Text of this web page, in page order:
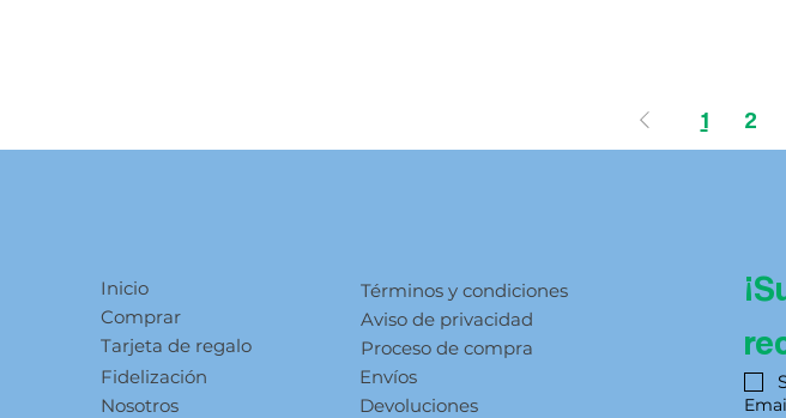
1 2
Inicio
Comprar
Tarjeta de regalo
Fidelización
Nosotros
Términos y condiciones
Aviso de privacidad
Proceso de compra
Envíos
Devoluciones